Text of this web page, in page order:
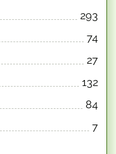
293
74
27
132
84
7